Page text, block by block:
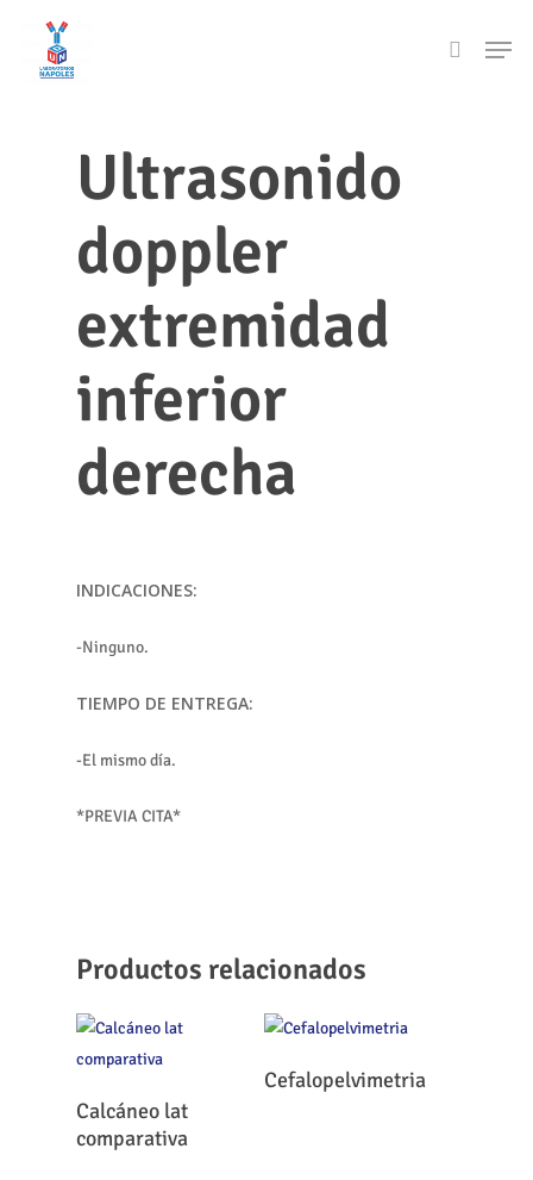
search
Ultrasonido
doppler
extremidad
inferior
derecha
INDICACIONES:
-Ninguno.
TIEMPO DE ENTREGA:
-El mismo día.
*PREVIA CITA*
Productos relacionados
Leer Más
Calcáneo lat
comparativa
Leer Más
Cefalopelvimetria